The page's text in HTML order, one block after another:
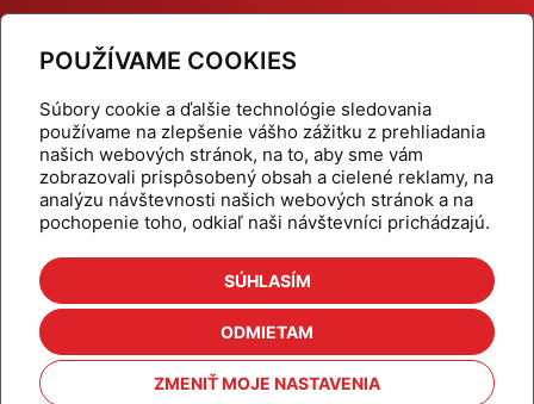
POUŽÍVAME COOKIES
Súbory cookie a ďalšie technológie sledovania
používame na zlepšenie vášho zážitku z prehliadania
našich webových stránok, na to, aby sme vám
zobrazovali prispôsobený obsah a cielené reklamy, na
analýzu návštevnosti našich webových stránok a na
pochopenie toho, odkiaľ naši návštevníci prichádzajú.
SÚHLASÍM
ODMIETAM
ZMENIŤ MOJE NASTAVENIA
Dynamické termostatické ventily
Domov
Produkty
Aktuality
Odber šikovné tipy
Kalkulačky
Cenníky
Na stiahnutie
Referencie
Kontakt